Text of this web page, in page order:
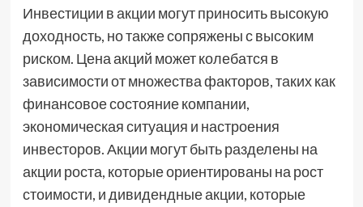
Инвестиции в акции могут приносить высокую
доходность, но также сопряжены с высоким
риском. Цена акций может колебатся в
зависимости от множества факторов, таких как
финансовое состояние компании,
экономическая ситуация и настроения
инвесторов. Акции могут быть разделены на
акции роста, которые ориентированы на рост
стоимости, и дивидендные акции, которые